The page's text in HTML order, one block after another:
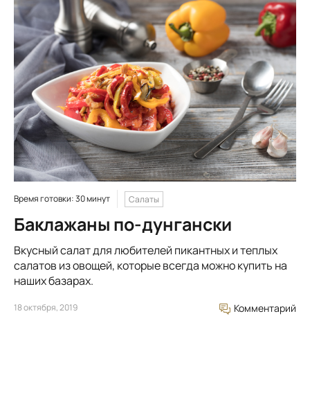
Время готовки: 30 минут Салаты
Баклажаны по-дунгански
Вкусный салат для любителей пикантных и теплых
салатов из овощей, которые всегда можно купить на
наших базарах.
18 октября, 2019 Комментарий